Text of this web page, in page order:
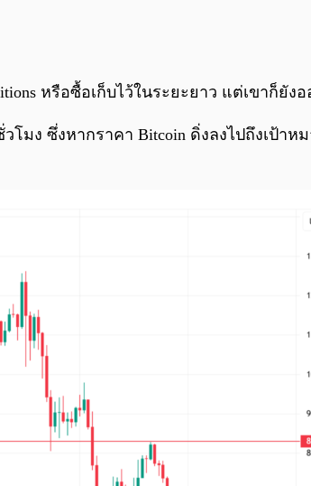
หรือซื้อเก็บไว้ในระยะยาว แต่เขาก็ยั
มง ซึ่งหากราคา Bitcoin ดิ่งลงไปถึงเป้าห